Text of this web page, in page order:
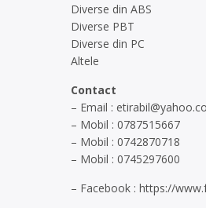
Diverse din ABS
Diverse PBT
Diverse din PC
Altele
Contact
– Email :
– Mobil : 0787515667
– Mobil : 0742870718
– Mobil : 0745297600
– Facebook : https://